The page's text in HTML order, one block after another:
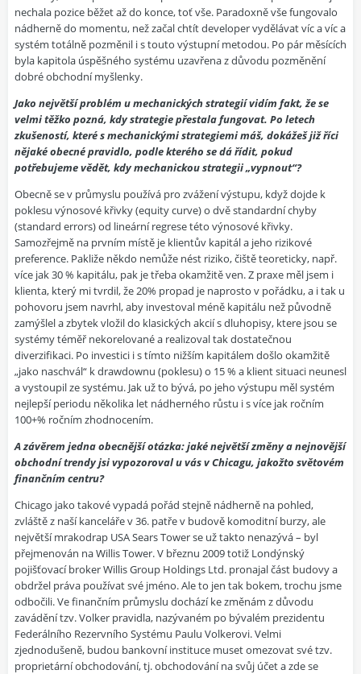
nechala pozice běžet až do konce, toť vše. Paradoxně vše fungovalo
nádherně do momentu, než začal chtít developer vydělávat víc a víc a
systém totálně pozměnil i s touto výstupní metodou. Po pár měsících
byla kapitola úspěšného systému uzavřena z důvodu pozměnění
dobré obchodní myšlenky.
Jako největší problém u mechanických strategií vidím fakt, že se
velmi těžko pozná, kdy strategie přestala fungovat. Po letech
zkušeností, které s mechanickými strategiemi máš, dokážeš již říci
nějaké obecné pravidlo, podle kterého se dá řídit, pokud
potřebujeme vědět, kdy mechanickou strategii „vypnout“?
Obecně se v průmyslu používá pro zvážení výstupu, když dojde k
poklesu výnosové křivky (equity curve) o dvě standardní chyby
(standard errors) od lineární regrese této výnosové křivky.
Samozřejmě na prvním místě je klientův kapitál a jeho rizikové
preference. Pakliže někdo nemůže nést riziko, čiště teoreticky, např.
více jak 30 % kapitálu, pak je třeba okamžitě ven. Z praxe měl jsem i
klienta, který mi tvrdil, že 20% propad je naprosto v pořádku, a i tak u
pohovoru jsem navrhl, aby investoval méně kapitálu než původně
zamýšlel a zbytek vložil do klasických akcií s dluhopisy, ktere jsou se
systémy téměř nekorelované a realizoval tak dostatečnou
diverzifikaci. Po investici i s tímto nižším kapitálem došlo okamžitě
„jako naschvál“ k drawdownu (poklesu) o 15 % a klient situaci neunesl
a vystoupil ze systému. Jak už to bývá, po jeho výstupu měl systém
nejlepší periodu několika let nádherného růstu i s více jak ročním
100+% ročním zhodnocením.
A závěrem jedna obecnější otázka: jaké největší změny a nejnovější
obchodní trendy jsi vypozoroval u vás v Chicagu, jakožto světovém
finančním centru?
Chicago jako takové vypadá pořád stejně nádherně na pohled,
zvláště z naší kanceláře v 36. patře v budově komoditní burzy, ale
největší mrakodrap USA Sears Tower se už takto nenazývá – byl
přejmenován na Willis Tower. V březnu 2009 totiž Londýnský
pojišťovací broker Willis Group Holdings Ltd. pronajal část budovy a
obdržel práva používat své jméno. Ale to jen tak bokem, trochu jsme
odbočili. Ve finančním průmyslu dochází ke změnám z důvodu
zavádění tzv. Volker pravidla, nazývaném po bývalém prezidentu
Federálního Rezervního Systému Paulu Volkerovi. Velmi
zjednodušeně, budou bankovní instituce muset omezovat své tzv.
proprietární obchodování, tj. obchodování na svůj účet a zde se